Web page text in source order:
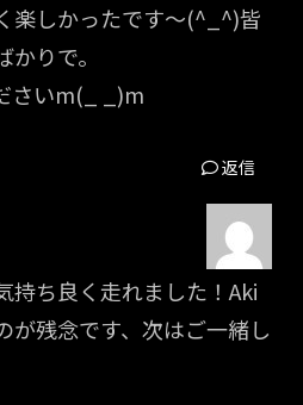
楽しかったです〜(^_^)皆
りで。
さいm(_ _)m
返信
持ち良く走れました！Aki
が残念です、次はご一緒し